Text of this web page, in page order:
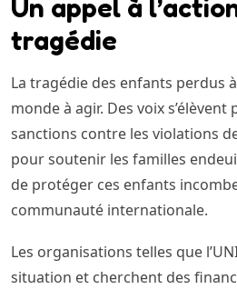
Un appel à
tragédie
La tragédie des enfants perdus
monde à agir. Des voix
sanctions contre les violations
pour soutenir les familles
de protéger ces enfants
communauté internationale.
Les organisations telles que
situation et cherchent des